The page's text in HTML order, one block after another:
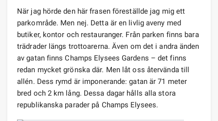
När jag hörde den här frasen föreställde jag mig ett
parkområde. Men nej. Detta är en livlig aveny med
butiker, kontor och restauranger. Från parken finns bara
trädrader längs trottoarerna. Även om det i andra änden
av gatan finns Champs Elysees Gardens – det finns
redan mycket grönska där. Men låt oss återvända till
allén. Dess rymd är imponerande: gatan är 71 meter
bred och 2 km lång. Dessa dagar hålls alla stora
republikanska parader på Champs Elysees.